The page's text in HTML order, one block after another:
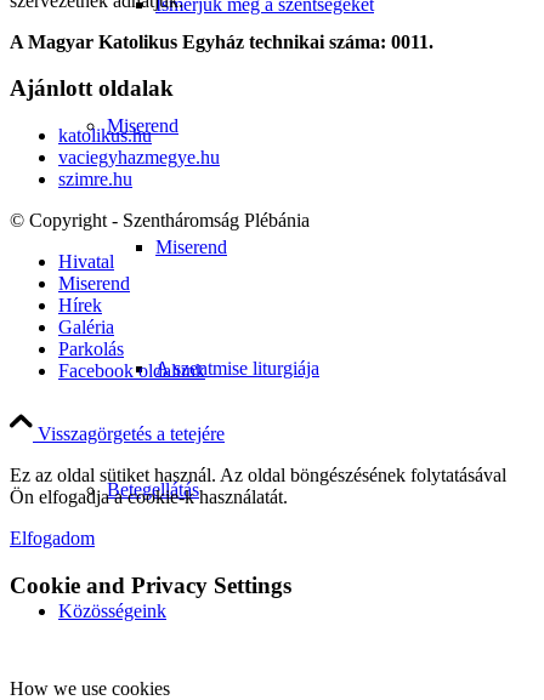
Miserend
Miserend
A szentmise liturgiája
Betegellátás
Közösségeink
A Magyar Katolikus Egyház technikai száma: 0011.
Ajánlott oldalak
katolikus.hu
vaciegyhazmegye.hu
szimre.hu
© Copyright - Szentháromság Plébánia
Hivatal
Miserend
Hírek
Galéria
Parkolás
Facebook oldalunk
Visszagörgetés a tetejére
Ez az oldal sütiket használ. Az oldal böngészésének folytatásával
Ön elfogadja a cookie-k használatát.
Elfogadom
Cookie and Privacy Settings
How we use cookies